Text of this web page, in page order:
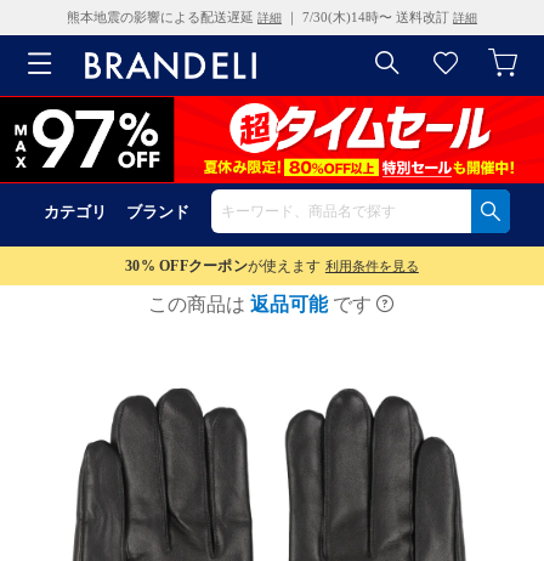
熊本地震の影響による配送遅延 詳細 ｜ 7/30(木)14時〜 送料改訂 詳細
カテゴリ ブランド
30% OFFクーポンが使えます 利用条件を見る
この商品は 返品可能 です